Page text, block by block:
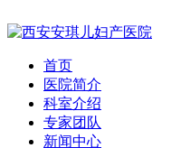
首页
医院简介
科室介绍
专家团队
新闻中心